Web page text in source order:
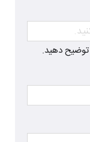
توضیح دهید.